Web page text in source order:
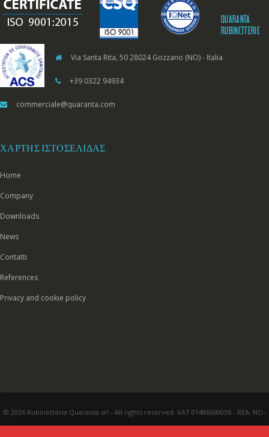
QUARANTA
RUBINETTERIE
Via Santa Rita, 50 28024 Gozzano (NO) - Italia
+39 0322 94934
commerciale@quaranta.com
ΧΆΡΤΗΣ ΙΣΤΟΣΕΛΊΔΑΣ
Home
Company
Downloads
News
Contatti
References
Privacy and cookie policy
© 2026 Rubinetteria Quaranta srl - All rights reserved. VAT 01486660036 - REA: NO-